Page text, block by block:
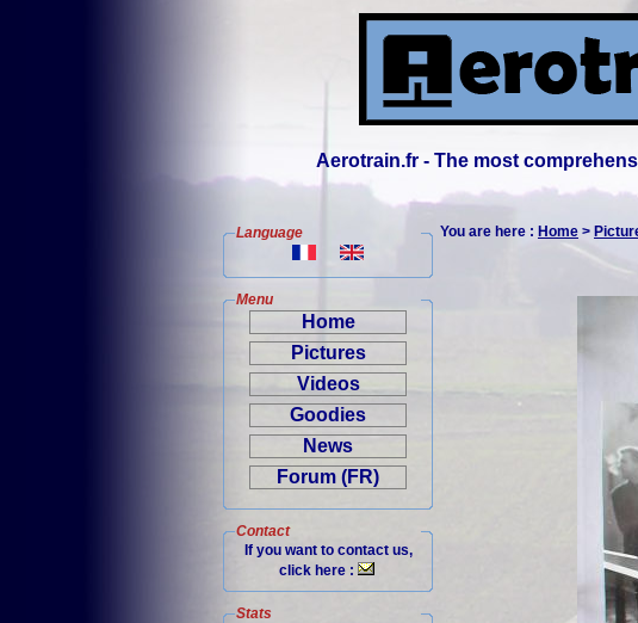
Aerotrain.fr - The most
Language
Menu
Home
Pictures
Videos
Goodies
News
Forum (FR)
Contact
If you want to contact us,
click here :
Stats
You are here : Home >